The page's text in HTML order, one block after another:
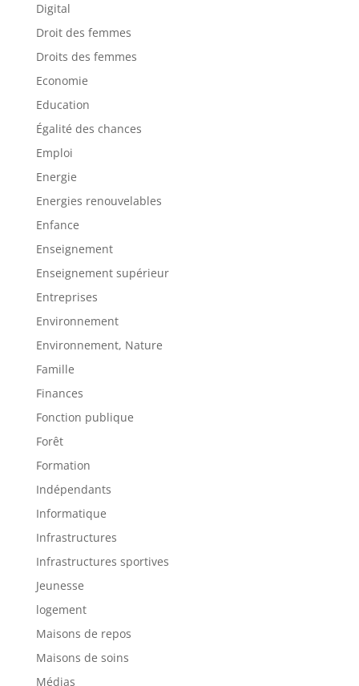
Digital
Droit des femmes
Droits des femmes
Economie
Education
Égalité des chances
Emploi
Energie
Energies renouvelables
Enfance
Enseignement
Enseignement supérieur
Entreprises
Environnement
Environnement, Nature
Famille
Finances
Fonction publique
Forêt
Formation
Indépendants
Informatique
Infrastructures
Infrastructures sportives
Jeunesse
logement
Maisons de repos
Maisons de soins
Médias